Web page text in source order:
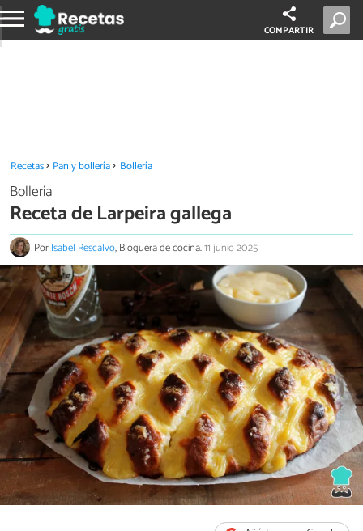
COMPARTIR
Recetas Pan y bollería Bollería
Bollería
Receta de Larpeira gallega
PorIsabel Rescalvo, Bloguera de cocina.11 junio 2025